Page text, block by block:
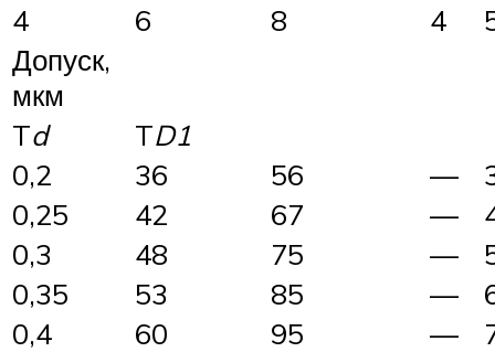
4
6 8 4
Допуск,
мкм
Td TD1
0,2
36 56 —
0,25
42 67 —
0,3
48 75 —
0,35
53 85 —
0,4
60 95 —